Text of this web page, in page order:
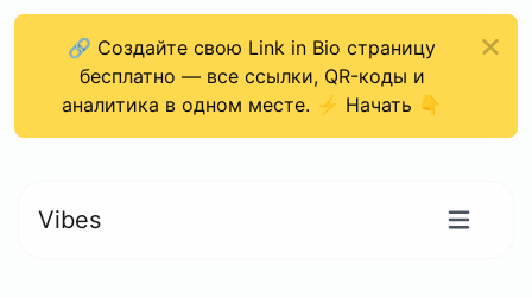
🔗 Создайте свою Link in Bio страницу
бесплатно — все ссылки, QR-коды и
аналитика в одном месте. ⚡ Начать 👇
Vibes